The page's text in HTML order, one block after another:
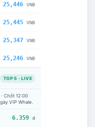
25,446 VNĐ
25,445 VNĐ
25,347 VNĐ
25,246 VNĐ
TOP 5 · LIVE
Chốt 12:00
VIP Whale.
6.359 đ